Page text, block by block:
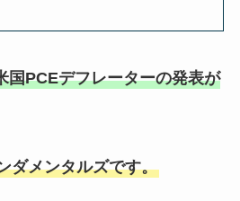
国PCEデフレーターの発表が
ダメンタルズです。